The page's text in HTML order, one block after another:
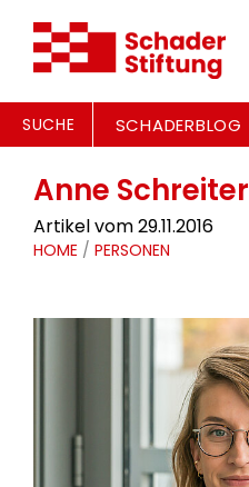
SUCHE SCHADERBLOG
Anne Schreiter
Artikel vom 29.11.2016
HOME / PERSONEN